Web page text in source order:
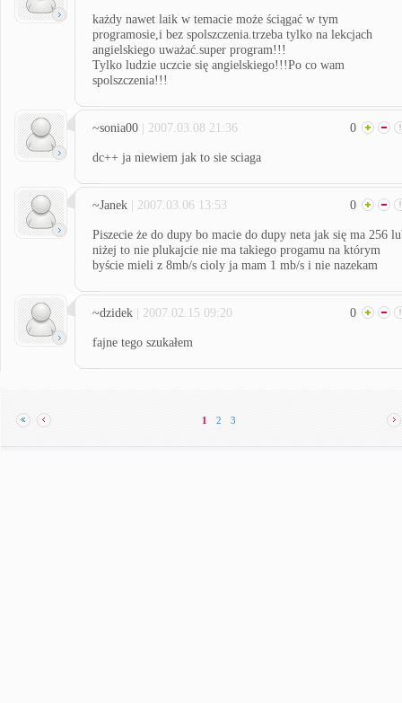
każdy nawet laik w temacie może ściągać w tym
programosie,i bez spolszczenia.trzeba tylko na lekcjach
angielskiego uważać.super program!!!
Tylko ludzie uczcie się angielskiego!!!Po co wam
spolszczenia!!!
~sonia00 | 2007.03.08 21:36 0
dc++ ja niewiem jak to sie sciaga
~Janek | 2007.03.06 13:53 0
Piszecie że do dupy bo macie do dupy neta jak się ma 256
niżej to nie plukajcie nie ma takiego progamu na którym
byście mieli z 8mb/s cioly ja mam 1 mb/s i nie nazekam
~dzidek | 2007.02.15 09:20 0
fajne tego szukałem
1 2 3